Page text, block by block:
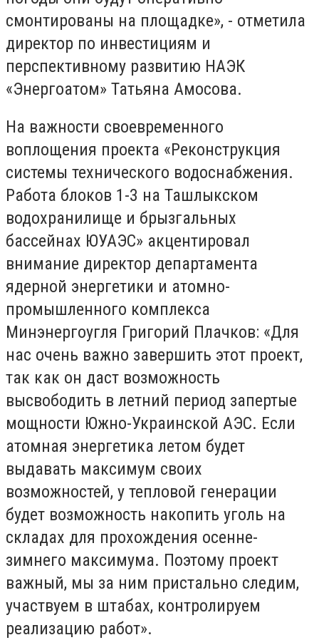
смонтированы на площадке», - отметила
директор по инвестициям и
перспективному развитию НАЭК
«Энергоатом» Татьяна Амосова.
На важности своевременного
воплощения проекта «Реконструкция
системы технического водоснабжения.
Работа блоков 1-3 на Ташлыкском
водохранилище и брызгальных
бассейнах ЮУАЭС» акцентировал
внимание директор департамента
ядерной энергетики и атомно-
промышленного комплекса
Минэнергоугля Григорий Плачков: «Для
нас очень важно завершить этот проект,
так как он даст возможность
высвободить в летний период запертые
мощности Южно-Украинской АЭС. Если
атомная энергетика летом будет
выдавать максимум своих
возможностей, у тепловой генерации
будет возможность накопить уголь на
складах для прохождения осенне-
зимнего максимума. Поэтому проект
важный, мы за ним пристально следим,
участвуем в штабах, контролируем
реализацию работ».